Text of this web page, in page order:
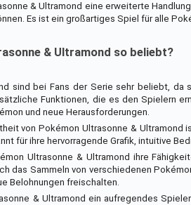
& Ultramond eine erweiterte
Es ist ein großartiges Spiel für alle
& Ultramond so beliebt?
sind bei Fans der Serie sehr beliebt,
Funktionen, die es den Spielern
und neue Herausforderungen.
von Pokémon Ultrasonne &
für ihre hervorragende Grafik, intuitive
Ultrasonne & Ultramond ihre
das Sammeln von verschiedenen
Belohnungen freischalten.
& Ultramond ein aufregendes